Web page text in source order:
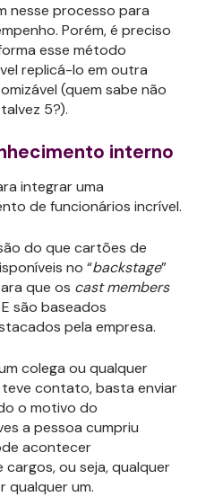
nesse processo para
Porém, é preciso
esse método
replicá-lo em outra
(quem sabe não
5?).
interno
integrar uma
de funcionários incrível.
do que cartões de
no “backstage”
que os cast members
são baseados
pela empresa.
colega ou qualquer
contato, basta enviar
o motivo do
a pessoa cumpriu
acontecer
ou seja, qualquer
qualquer um.